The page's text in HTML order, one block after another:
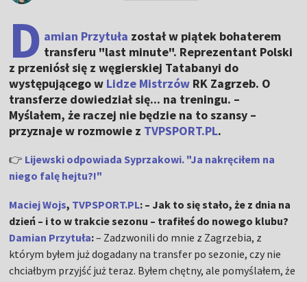
D amian Przytuła został w piątek bohaterem
transferu "last minute". Reprezentant Polski
z przeniósł się z węgierskiej Tatabanyi do
występującego w Lidze Mistrzów RK Zagrzeb. O
transferze dowiedział się... na treningu. –
Myślałem, że raczej nie będzie na to szansy –
przyznaje w rozmowie z TVPSPORT.PL.
👉 Lijewski odpowiada Syprzakowi. "Ja nakręciłem na
niego falę hejtu?!"
Maciej Wojs, TVPSPORT.PL: – Jak to się stało, że z dnia na
dzień – i to w trakcie sezonu – trafiłeś do nowego klubu?
Damian Przytuła:– Zadzwonili do mnie z Zagrzebia, z
którym byłem już dogadany na transfer po sezonie, czy nie
chciałbym przyjść już teraz. Byłem chętny, ale pomyślałem, że